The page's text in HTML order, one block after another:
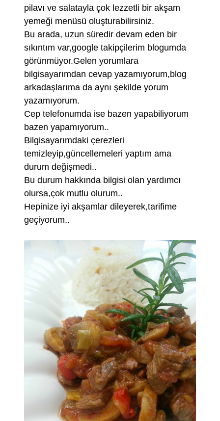
pilavı ve salatayla çok lezzetli bir akşam
yemeği menüsü oluşturabilirsiniz.
Bu arada, uzun süredir devam eden bir
sıkıntım var,google takipçilerim blogumda
görünmüyor.Gelen yorumlara
bilgisayarımdan cevap yazamıyorum,blog
arkadaşlarıma da aynı şekilde yorum
yazamıyorum.
Cep telefonumda ise bazen yapabiliyorum
bazen yapamıyorum..
Bilgisayarımdaki çerezleri
temizleyip,güncellemeleri yaptım ama
durum değişmedi..
Bu durum hakkında bilgisi olan yardımcı
olursa,çok mutlu olurum..
Hepinize iyi akşamlar dileyerek,tarifime
geçiyorum..